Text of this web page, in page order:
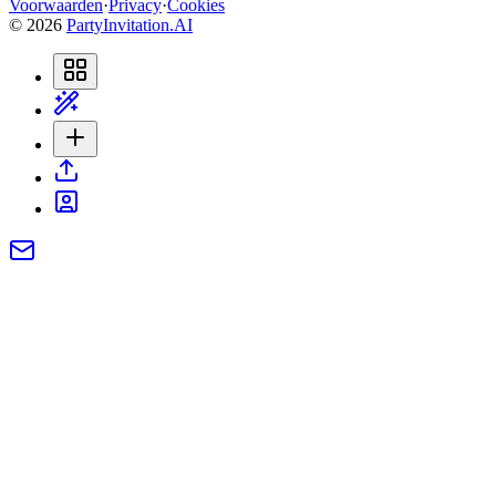
Voorwaarden·Privacy·Cookies
© 2026 PartyInvitation.AI